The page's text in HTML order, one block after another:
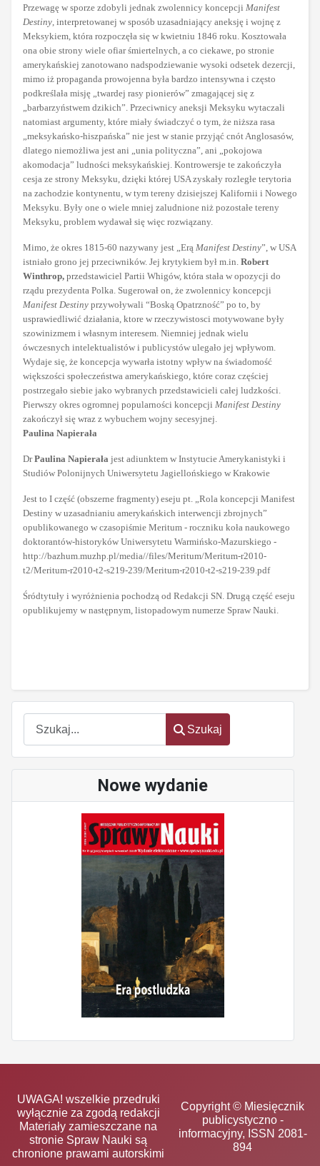
Szukaj
Szukaj
Nowe wydanie
Przewagę w sporze zdobyli jednak zwolennicy koncepcji Manifest
Destiny, interpretowanej w sposób uzasadniający aneksję i wojnę z
Meksykiem, która rozpoczęła się w kwietniu 1846 roku. Kosztowała
ona obie strony wiele ofiar śmiertelnych, a co ciekawe, po stronie
amerykańskiej zanotowano nadspodziewanie wysoki odsetek dezercji,
mimo iż propaganda prowojenna była bardzo intensywna i często
podkreślała misję „twardej rasy pionierów” zmagającej się z
„barbarzyństwem dzikich”. Przeciwnicy aneksji Meksyku wytaczali
natomiast argumenty, które miały świadczyć o tym, że niższa rasa
„meksykańsko-hiszpańska” nie jest w stanie przyjąć cnót Anglosasów,
dlatego niemożliwa jest ani „unia polityczna”, ani „pokojowa
akomodacja” ludności meksykańskiej. Kontrowersje te zakończyła
cesja ze strony Meksyku, dzięki której USA zyskały rozległe terytoria
na zachodzie kontynentu, w tym tereny dzisiejszej Kalifornii i Nowego
Meksyku. Były one o wiele mniej zaludnione niż pozostałe tereny
Meksyku, problem wydawał się więc rozwiązany.
Mimo, że okres 1815-60 nazywany jest „Erą Manifest Destiny”, w USA
istniało grono jej przeciwników. Jej krytykiem był m.in. Robert
Winthrop, przedstawiciel Partii Whigów, która stała w opozycji do
rządu prezydenta Polka. Sugerował on, że zwolennicy koncepcji
Manifest Destiny przywoływali “Boską Opatrzność” po to, by
usprawiedliwić działania, ktore w rzeczywistosci motywowane były
szowinizmem i własnym interesem. Niemniej jednak wielu
ówczesnych intelektualistów i publicystów ulegało jej wpływom.
Wydaje się, że koncepcja wywarła istotny wpływ na świadomość
większości społeczeństwa amerykańskiego, które coraz częściej
postrzegało siebie jako wybranych przedstawicieli całej ludzkości.
Pierwszy okres ogromnej popularności koncepcji Manifest Destiny
zakończył się wraz z wybuchem wojny secesyjnej.
Paulina Napierała
DrPaulina Napierała jest adiunktem w Instytucie Amerykanistyki i
Studiów Polonijnych Uniwersytetu Jagiellońskiego w Krakowie
Jest to I część (obszerne fragmenty) eseju pt. „Rola koncepcji Manifest
Destiny w uzasadnianiu amerykańskich interwencji zbrojnych”
opublikowanego w czasopiśmie Meritum - roczniku koła naukowego
doktorantów-historyków Uniwersytetu Warmińsko-Mazurskiego -
http://bazhum.muzhp.pl/media//files/Meritum/Meritum-r2010-
t2/Meritum-r2010-t2-s219-239/Meritum-r2010-t2-s219-239.pdf
Śródtytuły i wyróżnienia pochodzą od Redakcji SN. Drugą część eseju
opublikujemy w następnym, listopadowym numerze Spraw Nauki.
UWAGA! wszelkie przedruki
wyłącznie za zgodą redakcji
Materiały zamieszczane na
stronie Spraw Nauki są
chronione prawami autorskimi
Copyright © Miesięcznik
publicystyczno -
informacyjny, ISSN 2081-
894